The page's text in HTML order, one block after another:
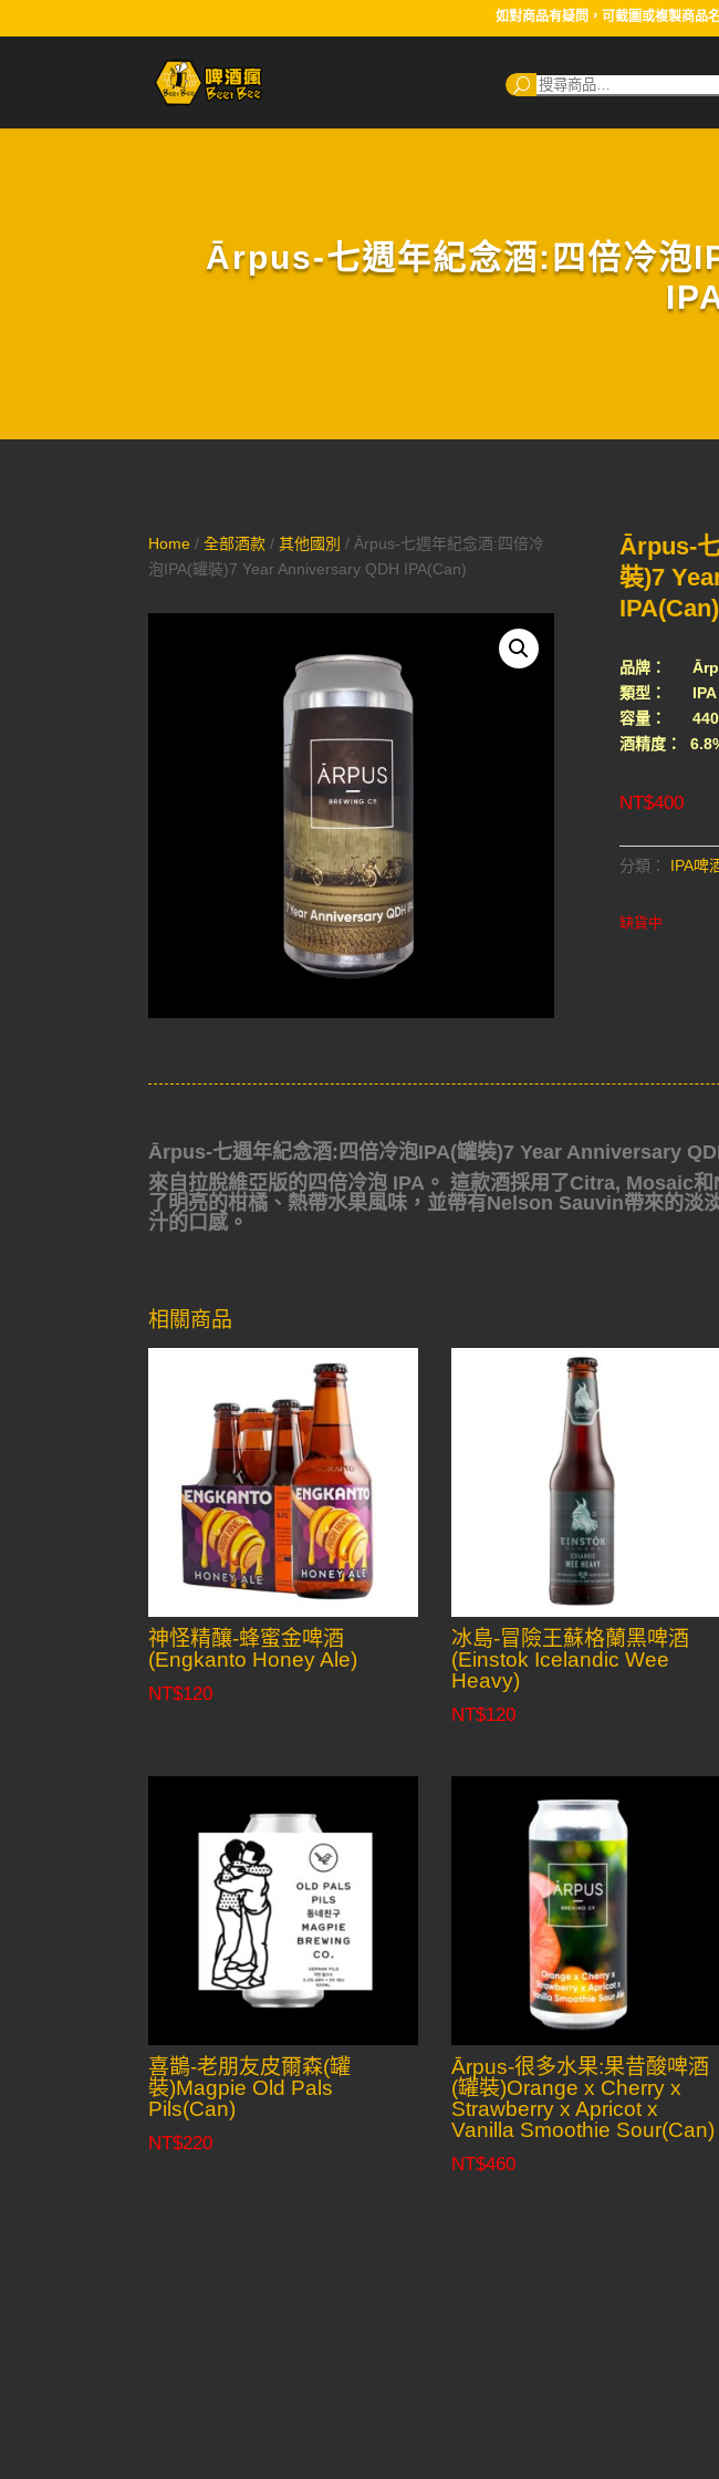
如對商品有疑問，可截圖或複製商品
Ārpus-七週年紀念酒:四倍冷
Home /全部酒款 /其他國別 / Ārpus-七週年紀念酒:四倍冷
泡IPA(罐裝)7 Year Anniversary QDH IPA(Can)
Ārpus-
裝)7
IPA(Can)
品牌：
類型： IPA
容量：
酒精度：
NT$400
分類： IPA啤
缺貨中
Ārpus-七週年紀念酒:四倍冷泡IPA(罐裝)7 Year Anniversary
來自拉脫維亞版的四倍冷泡 IPA。 這款酒採用了Citra, Mosaic
了明亮的柑橘、熱帶水果風味，並帶有Nelson Sauvin帶來的淡
汁的口感。
相關商品
神怪精釀-蜂蜜金啤酒
(Engkanto Honey Ale)
NT$120
冰島-冒險王蘇格蘭黑啤酒
(Einstok Icelandic Wee
Heavy)
NT$120
喜鵲-老朋友皮爾森(罐
裝)Magpie Old Pals
Pils(Can)
NT$220
Ārpus-很多水果:果昔酸啤酒
(罐裝)Orange x Сherry x
Strawberry x Apricot x
Vanilla Smoothie Sour(Can)
NT$460